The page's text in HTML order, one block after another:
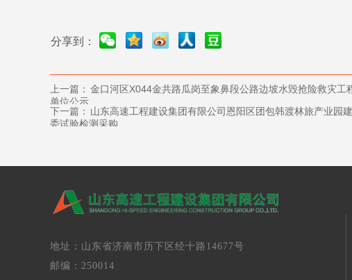
地址：山东省济南市历下区经十路14677号
邮编：250014
上一篇： 金口河区X044金共路瓜岗至象鼻段公路边坡水毁抢险救灾工
单位公示
下一篇： 山东高速工程建设集团有限公司恩阳区团包韩渡林旅产业园
委试验检测采购
分享到：